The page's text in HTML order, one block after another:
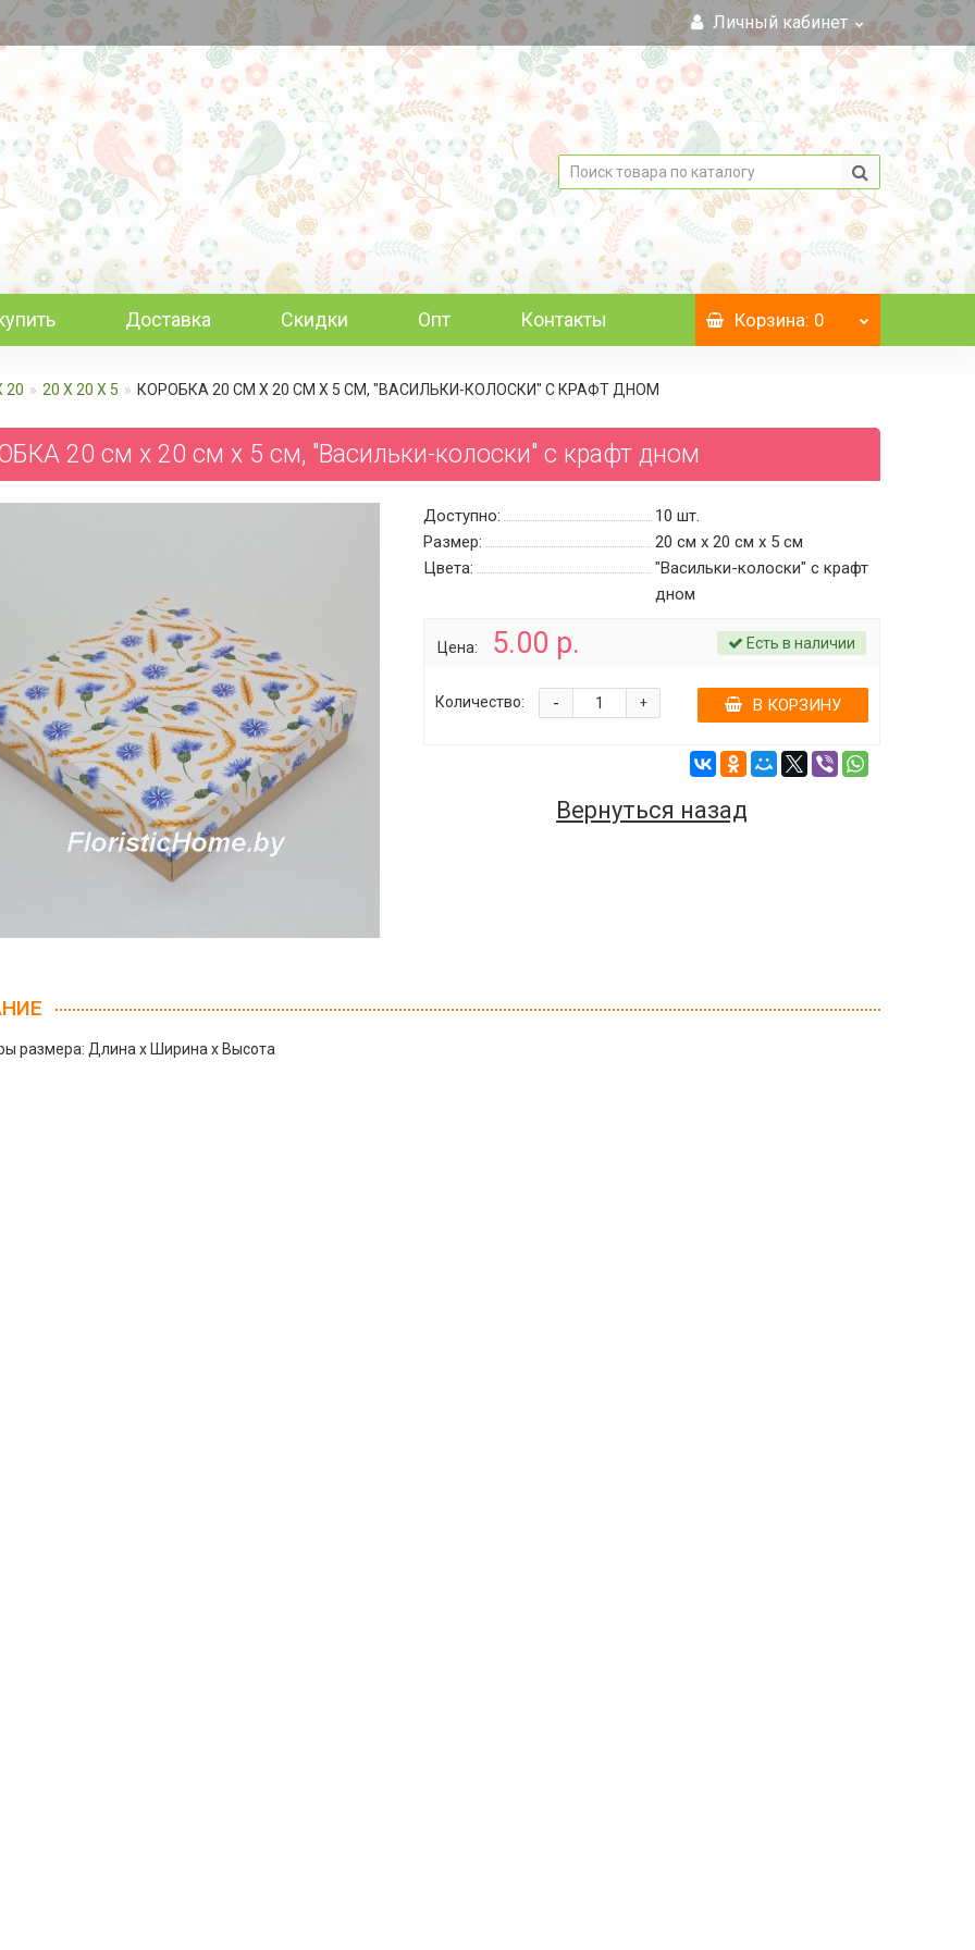
Личный кабинет
Доставка Скидки Опт Контакты Корзина: 0
20 20 Х 20 Х 5 КОРОБКА 20 СМ Х 20 СМ Х 5 СМ, "ВАСИЛЬКИ-КОЛОСКИ" C КРАФТ ДНОМ
20 см х 20 см х 5 см, "Васильки-колоски" c крафт дном
Доступно: 10 шт.
Размер:
20 см х 20 см х 5 см
Цвета:
"Васильки-колоски" c крафт
дном
Цена: 5.00 р. Есть в наличии
Количество: +
- В КОРЗИНУ
Вернуться назад
размера: Длина х Ширина х Высота